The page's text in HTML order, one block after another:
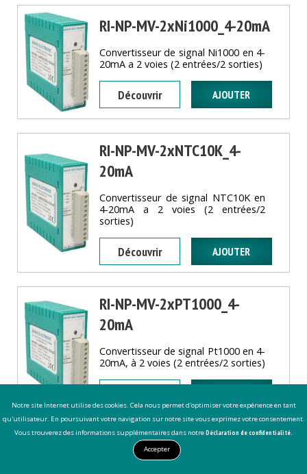
PLAN
Notre site Internet utilise des cookies. Cela nous permet d'optimiser votre expérience en tant
qu'utilisateur. En poursuivant votre navigation sur notre site vous exprimez votre consentement.
Vous trouverez des informations supplémentaires dans notreDéclaration de confidentialité.
RI-NP-MV-2xNi1000_4-20mA
Convertisseur de signal Ni1000 en 4-
20mA a 2 voies (2 entrées/2 sorties)
Découvrir
RI-NP-MV-2xNTC10K_4-
20mA
Convertisseur de signal NTC10K en
4-20mA a 2 voies (2 entrées/2
sorties)
Découvrir
RI-NP-MV-2xPT1000_4-
20mA
Convertisseur de signal Pt1000 en 4-
20mA, à 2 voies (2 entrées/2 sorties)
RI-NP-MV-2xPT100_4-20mA